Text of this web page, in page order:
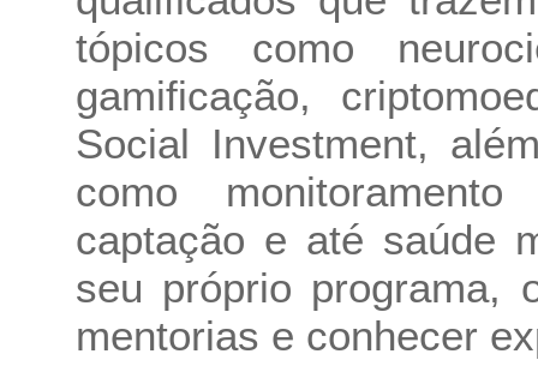
tópicos como
gamificação,
Social Investment,
como
captação e até saúde
seu próprio programa,
mentorias e conhecer